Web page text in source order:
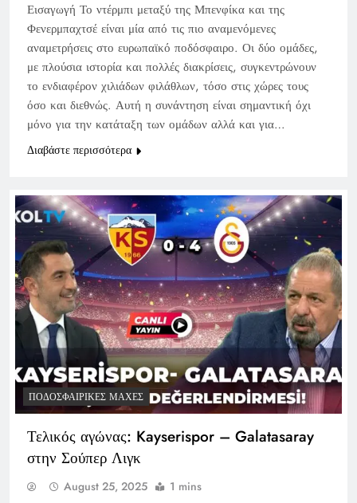
Εισαγωγή Το ντέρμπι μεταξύ της Μπενφίκα και της
Φενερμπαχτσέ είναι μία από τις πιο αναμενόμενες
αναμετρήσεις στο ευρωπαϊκό ποδόσφαιρο. Οι δύο ομάδες,
με πλούσια ιστορία και πολλές διακρίσεις, συγκεντρώνουν
το ενδιαφέρον χιλιάδων φιλάθλων, τόσο στις χώρες τους
όσο και διεθνώς. Αυτή η συνάντηση είναι σημαντική όχι
μόνο για την κατάταξη των ομάδων αλλά και για…
Διαβάστε περισσότερα
ΠΟΔΟΣΦΑΙΡΙΚΈΣ ΜΆΧΕΣ
Τελικός αγώνας: Kayserispor – Galatasaray
στην Σούπερ Λιγκ
August 25, 2025 1 mins